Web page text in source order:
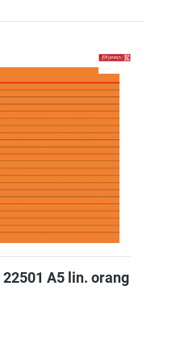
A5 lin. orang